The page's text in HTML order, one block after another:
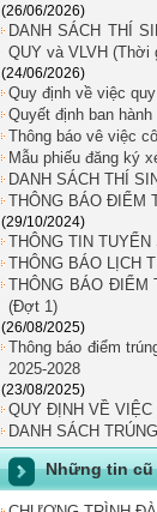
(26/06/2026)
DANH SÁCH THÍ
QUY và VLVH (Thời
(24/06/2026)
Quy định về việc
Quyết định ban
Thông báo vê việc
Mẫu phiếu đăng ký
DANH SÁCH THÍ
THÔNG BÁO ĐIỂM
(29/10/2024)
THÔNG TIN
THÔNG BÁO LỊCH
THÔNG BÁO ĐIỂM
(Đợt 1)
(26/08/2025)
Thông báo điểm
2025-2028
(23/08/2025)
QUY ĐỊNH VỀ
DANH SÁCH
Những tin